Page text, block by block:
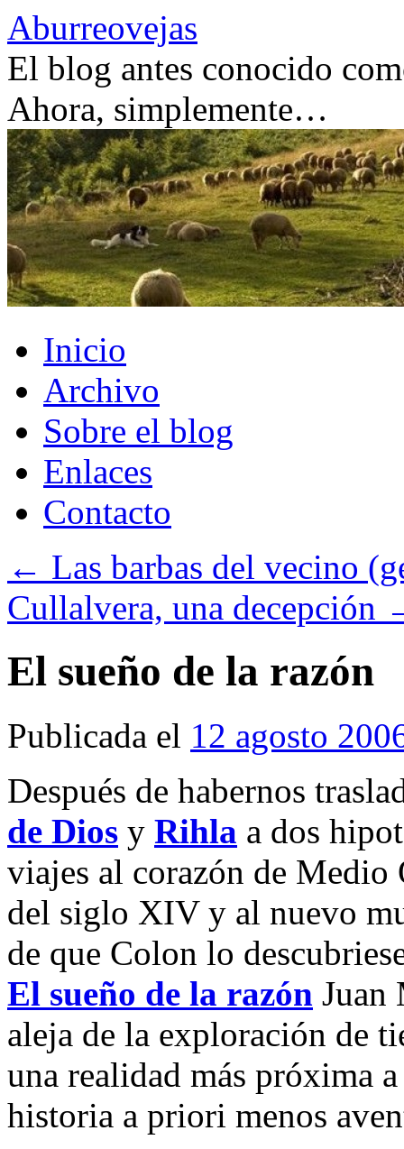
Saltar
al
contenido
Aburreovejas
El blog antes conocido
Ahora, simplemente…
Inicio
Archivo
Sobre el blog
Enlaces
Contacto
← Las barbas del vecino
Cullalvera, una decepción
El sueño de la razón
Publicada el 12 agosto
Después de habernos
de Dios y Rihla a dos
viajes al corazón de Medio
del siglo XIV y al nuevo
de que Colon lo
El sueño de la razón Juan
aleja de la exploración de
una realidad más próxima
historia a priori menos